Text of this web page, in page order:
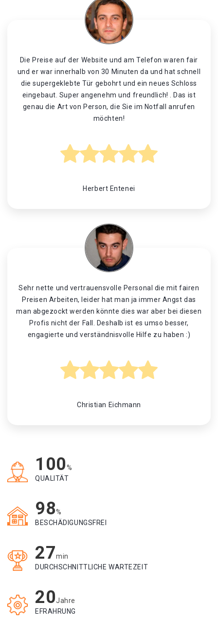
Die Preise auf der Website und am Telefon waren fair
und er war innerhalb von 30 Minuten da und hat schnell
die supergeklebte Tür gebohrt und ein neues Schloss
eingebaut. Super angenehm und freundlich! . Das ist
genau die Art von Person, die Sie im Notfall anrufen
möchten!
Herbert Entenei
Sehr nette und vertrauensvolle Personal die mit fairen
Preisen Arbeiten, leider hat man ja immer Angst das
man abgezockt werden könnte dies war aber bei diesen
Profis nicht der Fall. Deshalb ist es umso besser,
engagierte und verständnisvolle Hilfe zu haben :)
Christian Eichmann
100%
QUALITÄT
98%
BESCHÄDIGUNGSFREI
27min
DURCHSCHNITTLICHE WARTEZEIT
20Jahre
EFRAHRUNG